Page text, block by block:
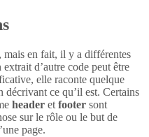
en fait, il y a différentes
d’autre code peut être
elle raconte quelque
décrivant ce qu’il est. Certains
header et footer sont
sur le rôle ou le but de
page.